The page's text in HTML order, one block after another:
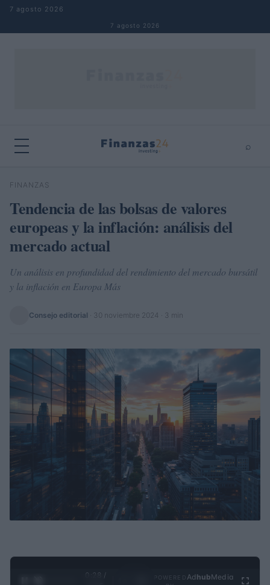
Saltar al contenido
7 agosto 2026
7 agosto 2026
⌕
Buscar
FINANZAS
Tendencia de las bolsas de valores
europeas y la inflación: análisis del
mercado actual
Un análisis en profundidad del rendimiento del mercado bursátil
y la inflación en Europa Más
Consejo editorial 30 noviembre 2024 · 3 min
0:29 /
Ad hubMedia